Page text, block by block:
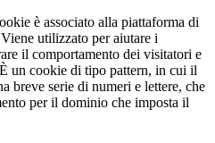
è associato alla piattaforma di
utilizzato per aiutare i
il comportamento dei visitatori e
un cookie di tipo pattern, in cui il
breve serie di numeri e lettere, che
per il dominio che imposta il